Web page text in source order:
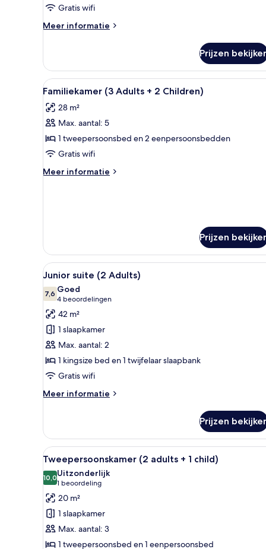
3
Children)
Gratis wifi
Meer informatie
Meer
(2
Adults
+
Children)
Prijzen
Alle
foto's
voor
Familiekamer
(3
Adults
+
2
Een moderne hotelkamer
5
Familiekamer (3 Adults + 2 Children)
28 m²
Max. aantal: 5
1 tweepersoonsbed en 2 eenpersoonsbedden
Gratis wifi
Meer informatie
Meer
2
Children)
Prijzen
Alle
foto's
voor
Junior
suite
(2
Adults)
laden
Een moderne hotel lobby
5
Junior suite (2 Adults)
7,67,6 van 10
Goed
4 beoordelingen
(4
beoordelingen)
42 m²
1 slaapkamer
Max. aantal: 2
1 kingsize bed en 1 twijfelaar slaapbank
Gratis wifi
Meer informatie
Meer
suite
(2
Adults)
Prijzen
Alle
foto's
voor
Tweepersoonskamer
(2
adults
+
Een tweepersoonsbed met
3
Tweepersoonskamer (2 adults + 1 child)
10,010,0 van 10
Uitzonderlijk
1 beoordeling
(1
beoordeling)
20 m²
1 slaapkamer
Max. aantal: 3
1 tweepersoonsbed en 1 eenpersoonsbed